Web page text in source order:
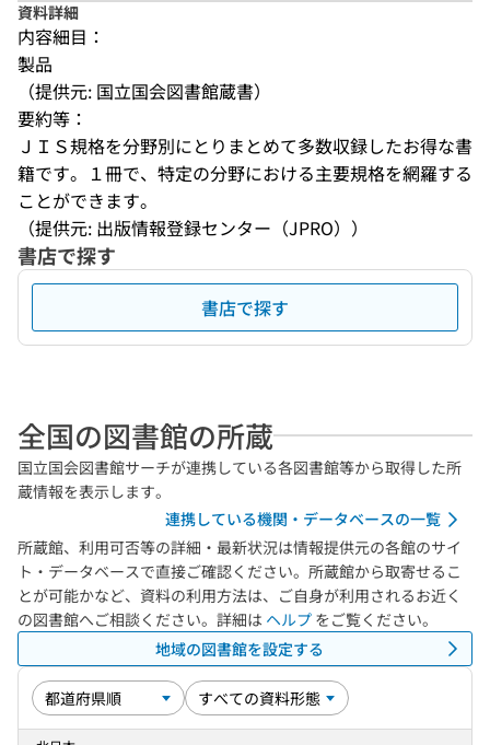
資料詳細
内容細目：
製品
（提供元: 国立国会図書館蔵書）
要約等：
ＪＩＳ規格を分野別にとりまとめて多数収録したお得な書
籍です。１冊で、特定の分野における主要規格を網羅する
ことができます。
（提供元: 出版情報登録センター（JPRO））
書店で探す
書店で探す
全国の図書館の所蔵
国立国会図書館サーチが連携している各図書館等から取得した所
蔵情報を表示します。
連携している機関・データベースの一覧
所蔵館、利用可否等の詳細・最新状況は情報提供元の各館のサイ
ト・データベースで直接ご確認ください。所蔵館から取寄せるこ
とが可能かなど、資料の利用方法は、ご自身が利用されるお近く
の図書館へご相談ください。詳細は ヘルプ をご覧ください。
地域の図書館を設定する